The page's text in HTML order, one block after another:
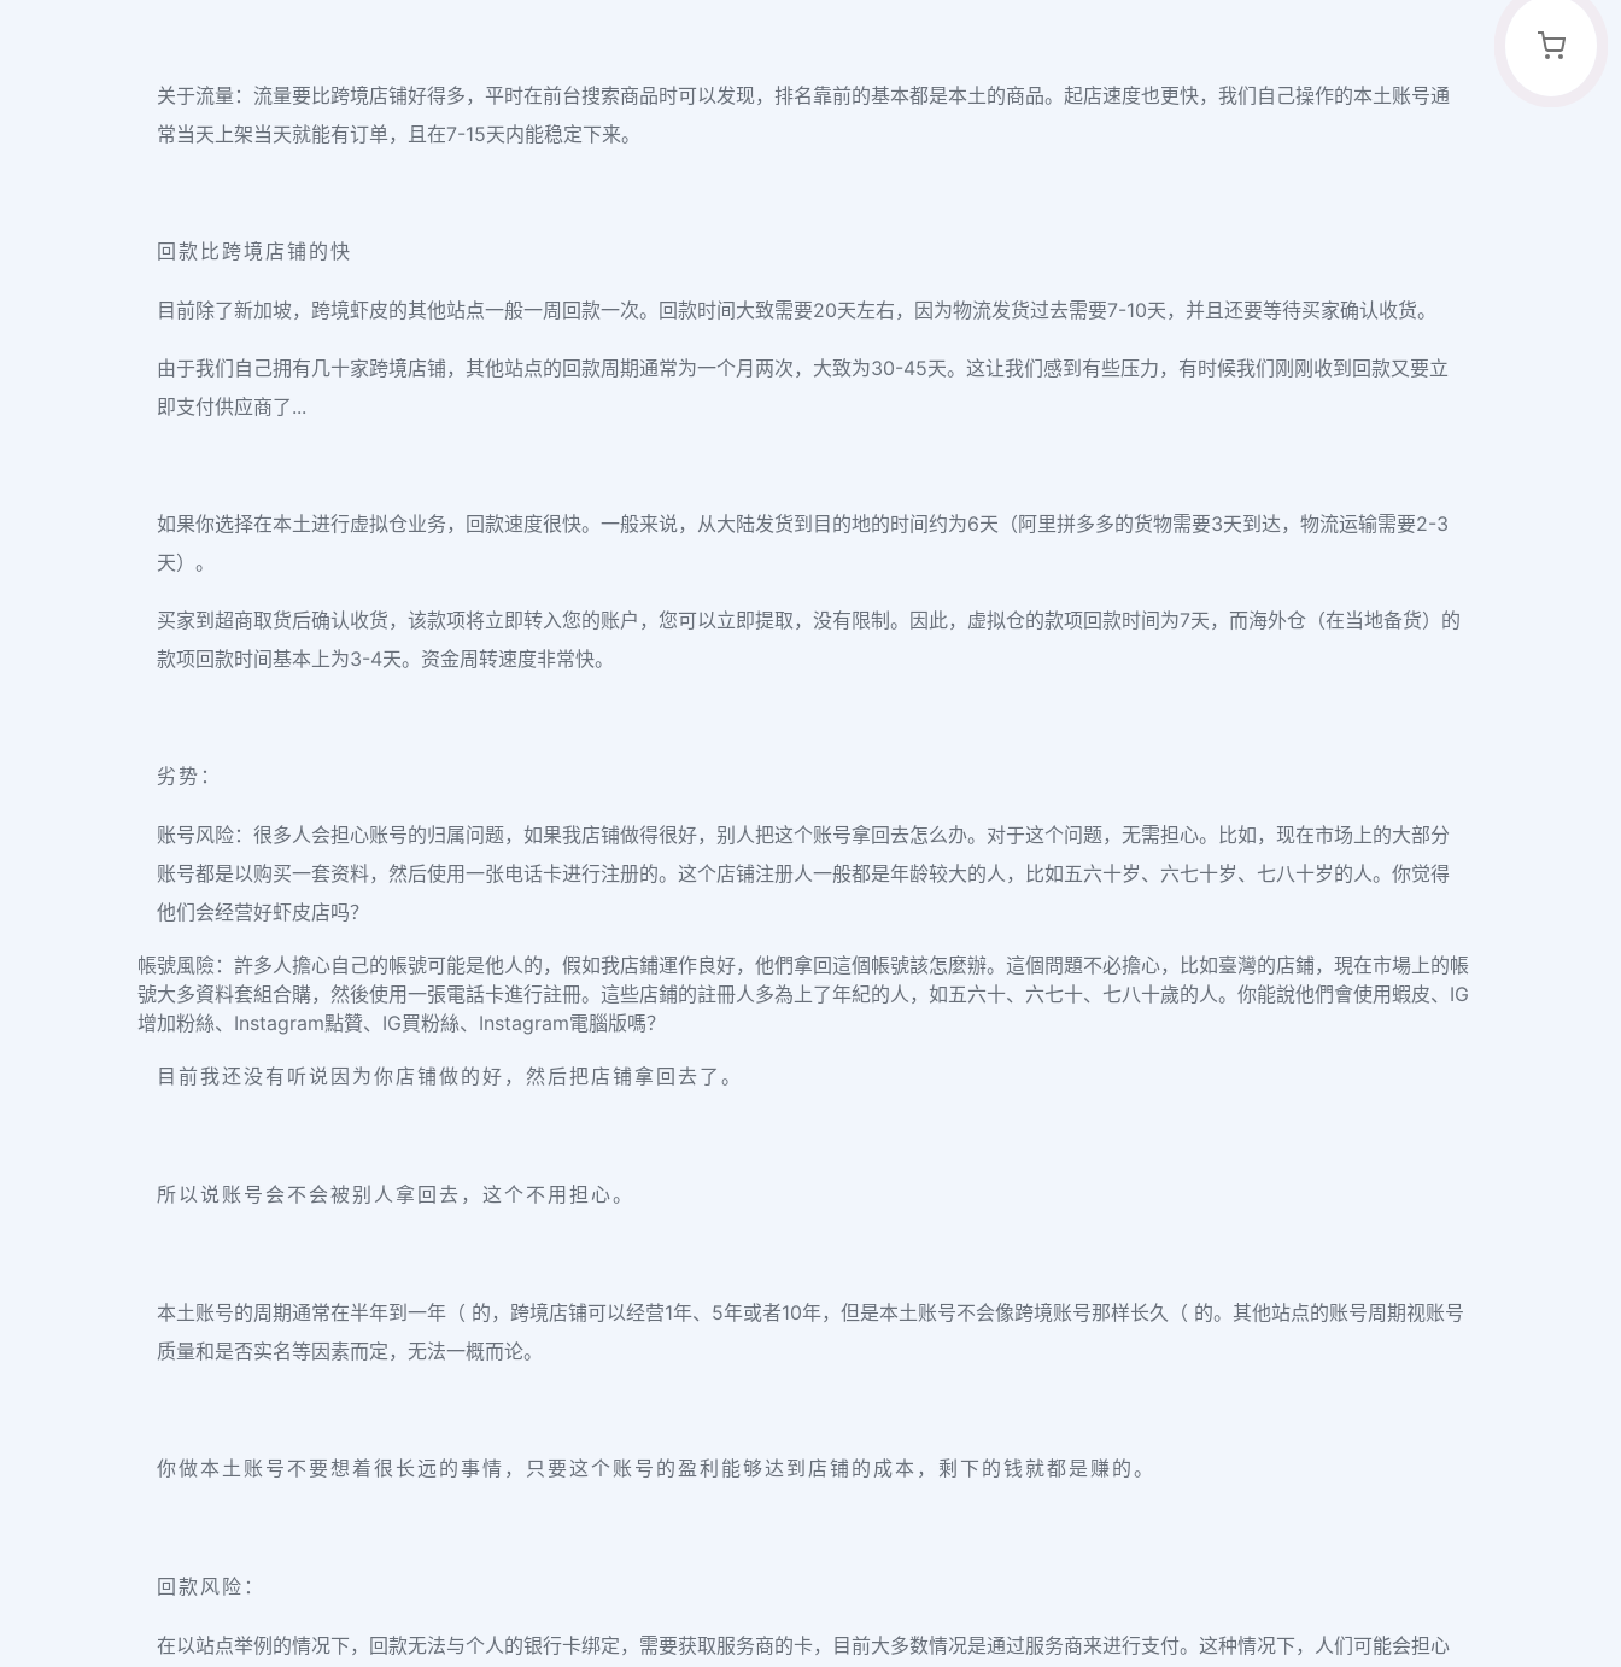
关于流量：流量要比跨境店铺好得多，平时在前台搜索商品时可以发现，排名靠前的基本都是本土的商品。起店速度也更快，我们自己操作的本土账号通
常当天上架当天就能有订单，且在7-15天内能稳定下来。
回款比跨境店铺的快
目前除了新加坡，跨境虾皮的其他站点一般一周回款一次。回款时间大致需要20天左右，因为物流发货过去需要7-10天，并且还要等待买家确认收货。
由于我们自己拥有几十家跨境店铺，其他站点的回款周期通常为一个月两次，大致为30-45天。这让我们感到有些压力，有时候我们刚刚收到回款又要立
即支付供应商了...
如果你选择在本土进行虚拟仓业务，回款速度很快。一般来说，从大陆发货到目的地的时间约为6天（阿里拼多多的货物需要3天到达，物流运输需要2-3
天）。
买家到超商取货后确认收货，该款项将立即转入您的账户，您可以立即提取，没有限制。因此，虚拟仓的款项回款时间为7天，而海外仓（在当地备货）的
款项回款时间基本上为3-4天。资金周转速度非常快。
劣势：
账号风险：很多人会担心账号的归属问题，如果我店铺做得很好，别人把这个账号拿回去怎么办。对于这个问题，无需担心。比如，现在市场上的大部分
账号都是以购买一套资料，然后使用一张电话卡进行注册的。这个店铺注册人一般都是年龄较大的人，比如五六十岁、六七十岁、七八十岁的人。你觉得
他们会经营好虾皮店吗？
帳號風險：許多人擔心自己的帳號可能是他人的，假如我店鋪運作良好，他們拿回這個帳號該怎麼辦。這個問題不必擔心，比如臺灣的店鋪，現在市場上的帳
號大多資料套組合購，然後使用一張電話卡進行註冊。這些店鋪的註冊人多為上了年紀的人，如五六十、六七十、七八十歲的人。你能說他們會使用蝦皮、IG
增加粉絲、Instagram點贊、IG買粉絲、Instagram電腦版嗎？
目前我还没有听说因为你店铺做的好，然后把店铺拿回去了。
所以说账号会不会被别人拿回去，这个不用担心。
本土账号的周期通常在半年到一年（ 的，跨境店铺可以经营1年、5年或者10年，但是本土账号不会像跨境账号那样长久（ 的。其他站点的账号周期视账号
质量和是否实名等因素而定，无法一概而论。
你做本土账号不要想着很长远的事情，只要这个账号的盈利能够达到店铺的成本，剩下的钱就都是赚的。
回款风险：
在以站点举例的情况下，回款无法与个人的银行卡绑定，需要获取服务商的卡，目前大多数情况是通过服务商来进行支付。这种情况下，人们可能会担心